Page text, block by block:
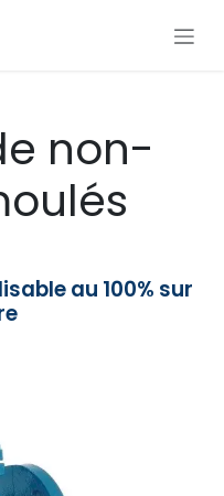
non-
au 100% sur